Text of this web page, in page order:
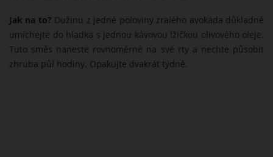
Jak na to? Dužinu z jedné poloviny zralého avokáda důkladně
umíchejte do hladka s jednou kávovou lžičkou olivového oleje.
Tuto směs naneste rovnoměrně na své rty a nechte působit
zhruba půl hodiny. Opakujte dvakrát týdně.